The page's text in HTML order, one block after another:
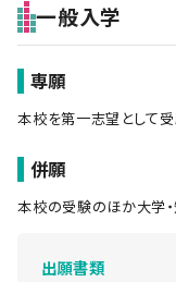
一般入学
専願
本校を第一志望として受
併願
本校の受験のほか大学
出願書類